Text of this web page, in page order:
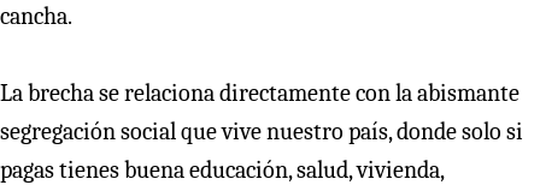
cancha.
La brecha se relaciona directamente con la abismante
segregación social que vive nuestro país, donde solo si
pagas tienes buena educación, salud, vivienda,